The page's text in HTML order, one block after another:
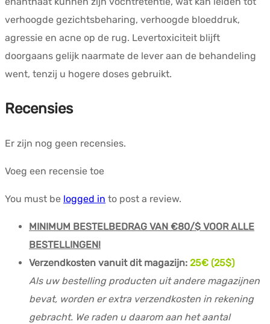
verhoogde gezichtsbeharing, verhoogde bloeddruk,
agressie en acne op de rug. Levertoxiciteit blijft
doorgaans gelijk naarmate de lever aan de behandeling
went, tenzij u hogere doses gebruikt.
Recensies
Er zijn nog geen recensies.
Voeg een recensie toe
You must be logged in to post a review.
MINIMUM BESTELBEDRAG VAN €80/$ VOOR ALLE
BESTELLINGEN!
Verzendkosten vanuit dit magazijn: 25€ (25$)
Als uw bestelling producten uit andere magazijnen
bevat, worden er extra verzendkosten in rekening
gebracht. We raden u daarom aan het aantal